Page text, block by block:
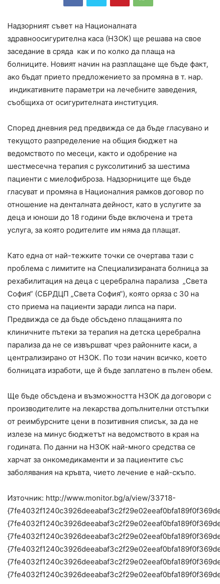
Надзорният съвет на Националната
здравноосигурителна каса (НЗОК) ще решава на свое
заседание в сряда как и по колко да плаща на
болниците. Новият начин на разплащане ще бъде факт,
ако бъдат прието предложението за промяна в т. нар.
индикативните параметри на лечебните заведения,
съобщиха от осигурителната институция.
Според дневния ред предвижда се да бъде гласувано и
текущото разпределение на общия бюджет на
ведомството по месеци, както и одобрение на
шестмесечна терапия с руксолитиниб за шестима
пациенти с миелофиброза. Надзорниците ще бъде
гласуват и промяна в Националния рамков договор по
отношение на денталната дейност, като в услугите за
деца и юноши до 18 години бъде включена и трета
услуга, за която родителите им няма да плащат.
Като една от най-тежките точки се очертава тази с
проблема с лимитите на Специализираната болница за
рехабилитация на деца с церебрална парализа „Света
София“ (СБРДЦП „Света София“), която оряза с 30 на
сто приема на пациенти заради липса на пари.
Предвижда се да бъде обсъдено плащанията по
клиничните пътеки за терапия на детска церебрална
парализа да не се извършват чрез районните каси, а
централизирано от НЗОК. По този начин всичко, което
болницата изработи, ще й бъде заплатено в пълен обем.
Ще бъде обсъдена и възможността НЗОК да договори с
производителите на лекарства допълнителни отстъпки
от реимбурсните цени в позитивния списък, за да не
излезе на минус бюджетът на ведомството в края на
годината. По данни на НЗОК най-много средства се
харчат за онкомедикаменти и за пациентите със
заболявания на кръвта, чието лечение е най-скъпо.
Източник: http://www.monitor.bg/a/view/33718-